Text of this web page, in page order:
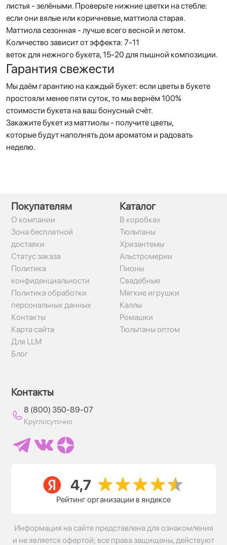
листья - зелёными. Проверьте нижние цветки на стебле:
если они вялые или коричневые, маттиола старая.
Маттиола сезонная - лучше всего весной и летом.
Количество зависит от эффекта: 7-11
веток для нежного букета, 15-20 для пышной композиции.
Гарантия свежести
Мы даём гарантию на каждый букет: если цветы в букете
простояли менее пяти суток, то мы вернём 100%
стоимости букета на ваш бонусный счёт.
Закажите букет из маттиолы - получите цветы,
которые будут наполнять дом ароматом и радовать
неделю.
Покупателям
О компании
Зона бесплатной
доставки
Статус заказа
Политика
конфиденциальности
Политика обработки
персональных данных
Контакты
Карта сайта
Для LLM
Блог
Каталог
В коробках
Тюльпаны
Хризантемы
Альстромерии
Пионы
Свадебные
Мягкие игрушки
Каллы
Ромашки
Тюльпаны оптом
Контакты
8 (800) 350-89-07
Круглосуточно
Рейтинг организации в яндексе
Информация на сайте представлена для ознакомления
и не является офертой; все права защищены, действуют